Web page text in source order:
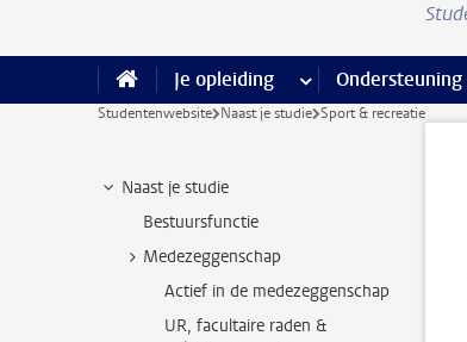
Je opleiding meer Je opleiding
Ondersteuning
Studentenwebsite Naast je studie Sport & recreatie
Naast je studie
Bestuursfunctie
Medezeggenschap
Actief in de medezeggenschap
UR, facultaire raden &